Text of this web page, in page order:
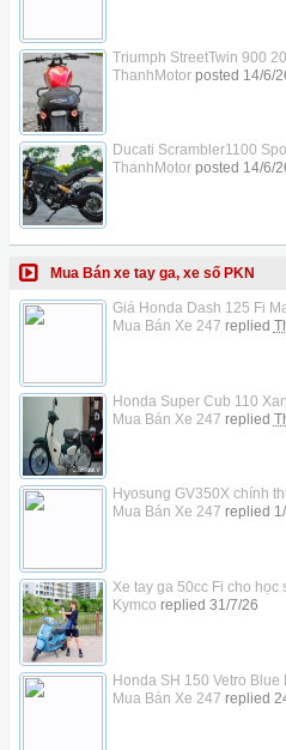
Triumph StreetTwin 900
ThanhMotorposted 14/6/
Ducati Scrambler1100
ThanhMotorposted 14/6/
Mua Bán xe tay ga, xe số PKN
Giá Honda Dash 125 Fi
Mua Bán Xe 247 replied
Honda Super Cub 110
Mua Bán Xe 247 replied
Hyosung GV350X chính
Mua Bán Xe 247 replied
Xe tay ga 50cc Fi cho học
Kymco replied 31/7/26
Honda SH 150 Vetro Blue
Mua Bán Xe 247 replied